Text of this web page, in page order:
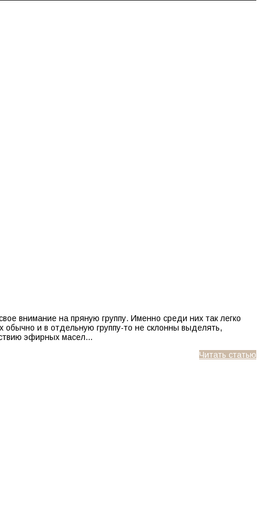
внимание на пряную группу. Именно среди них так легко
и в отдельную группу-то не склонны выделять,
эфирных масел…
Читать статью